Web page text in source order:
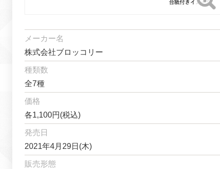
メーカー名
株式会社ブロッコリー
種類数
全7種
価格
各1,100円(税込)
発売日
2021年4月29日(木)
販売形態